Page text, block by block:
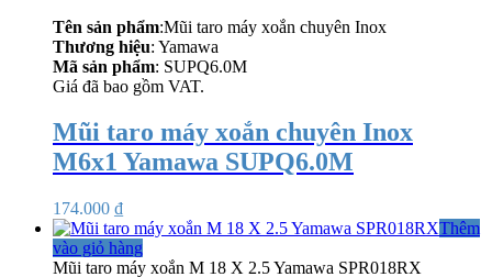
Tên sản phẩm:Mũi taro máy xoắn chuyên Inox
Thương hiệu: Yamawa
Mã sản phẩm: SUPQ6.0M
Giá đã bao gồm VAT.
Mũi taro máy xoắn chuyên Inox
M6x1 Yamawa SUPQ6.0M
174.000 ₫
Thêm
vào giỏ hàng
Mũi taro máy xoắn M 18 X 2.5 Yamawa SPR018RX